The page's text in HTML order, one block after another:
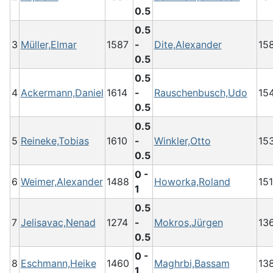
0.5
3 Müller,Elmar 1587
0.5
-
0.5
Dite,Alexander
4 Ackermann,Daniel 1614
0.5
-
0.5
Rauschenbusch,Udo
5 Reineke,Tobias 1610
0.5
-
0.5
Winkler,Otto
6 Weimer,Alexander 1488
0 -
1
Howorka,Roland
7 Jelisavac,Nenad 1274
0.5
-
0.5
Mokros,Jürgen
8 Eschmann,Heike 1460
0 -
Maghrbi,Bassam